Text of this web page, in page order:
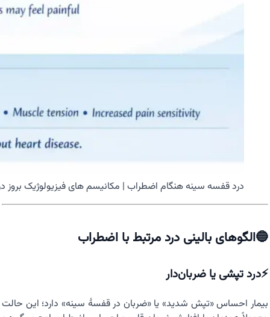
درد قفسه سینه هنگام اضطراب | مکانیسم های فیزیولوژیک بروز
🔵الگوهای بالینی درد مرتبط با اضطراب
⚡درد تپشی یا ضربان‌دار
بیمار احساس «تپش شدید» یا «ضربان در قفسهٔ سینه» دارد؛ این حالت